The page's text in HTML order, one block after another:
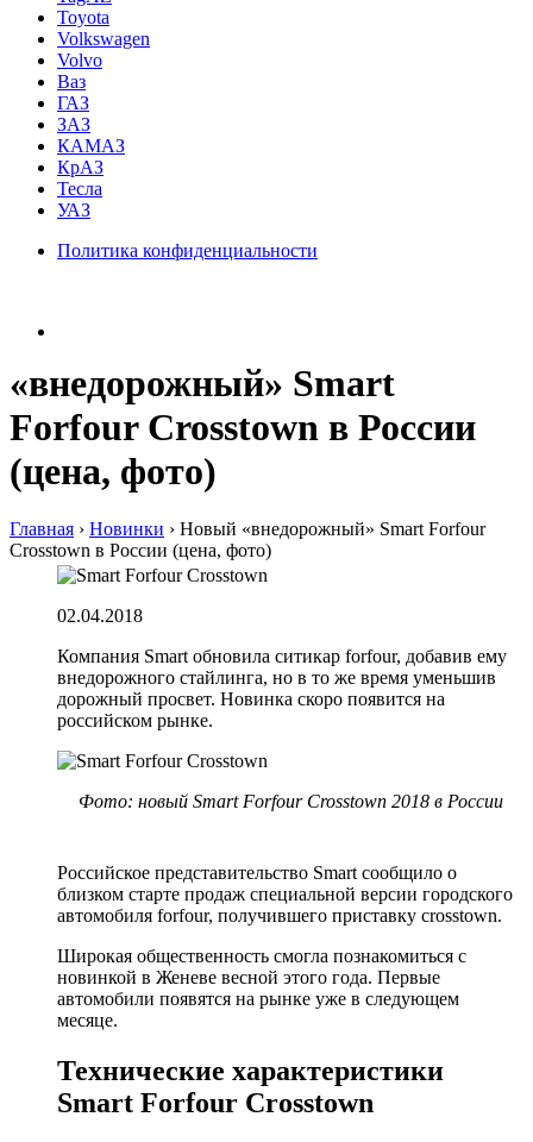
Toyota
Volkswagen
Volvo
Ваз
ГАЗ
ЗАЗ
КАМАЗ
КрАЗ
Тесла
УАЗ
Политика конфиденциальности
«внедорожный» Smart
Forfour Crosstown в России
(цена, фото)
Главная › Hовинки › Новый «внедорожный» Smart Forfour
Crosstown в России (цена, фото)
02.04.2018
Компания Smart обновила ситикар forfour, добавив ему
внедорожного стайлинга, но в то же время уменьшив
дорожный просвет. Новинка скоро появится на
российском рынке.
Фото: новый Smart Forfour Crosstown 2018 в России
Российское представительство Smart сообщило о
близком старте продаж специальной версии городского
автомобиля forfour, получившего приставку сrosstown.
Широкая общественность смогла познакомиться с
новинкой в Женеве весной этого года. Первые
автомобили появятся на рынке уже в следующем
месяце.
Технические характеристики
Smart Forfour Crosstown